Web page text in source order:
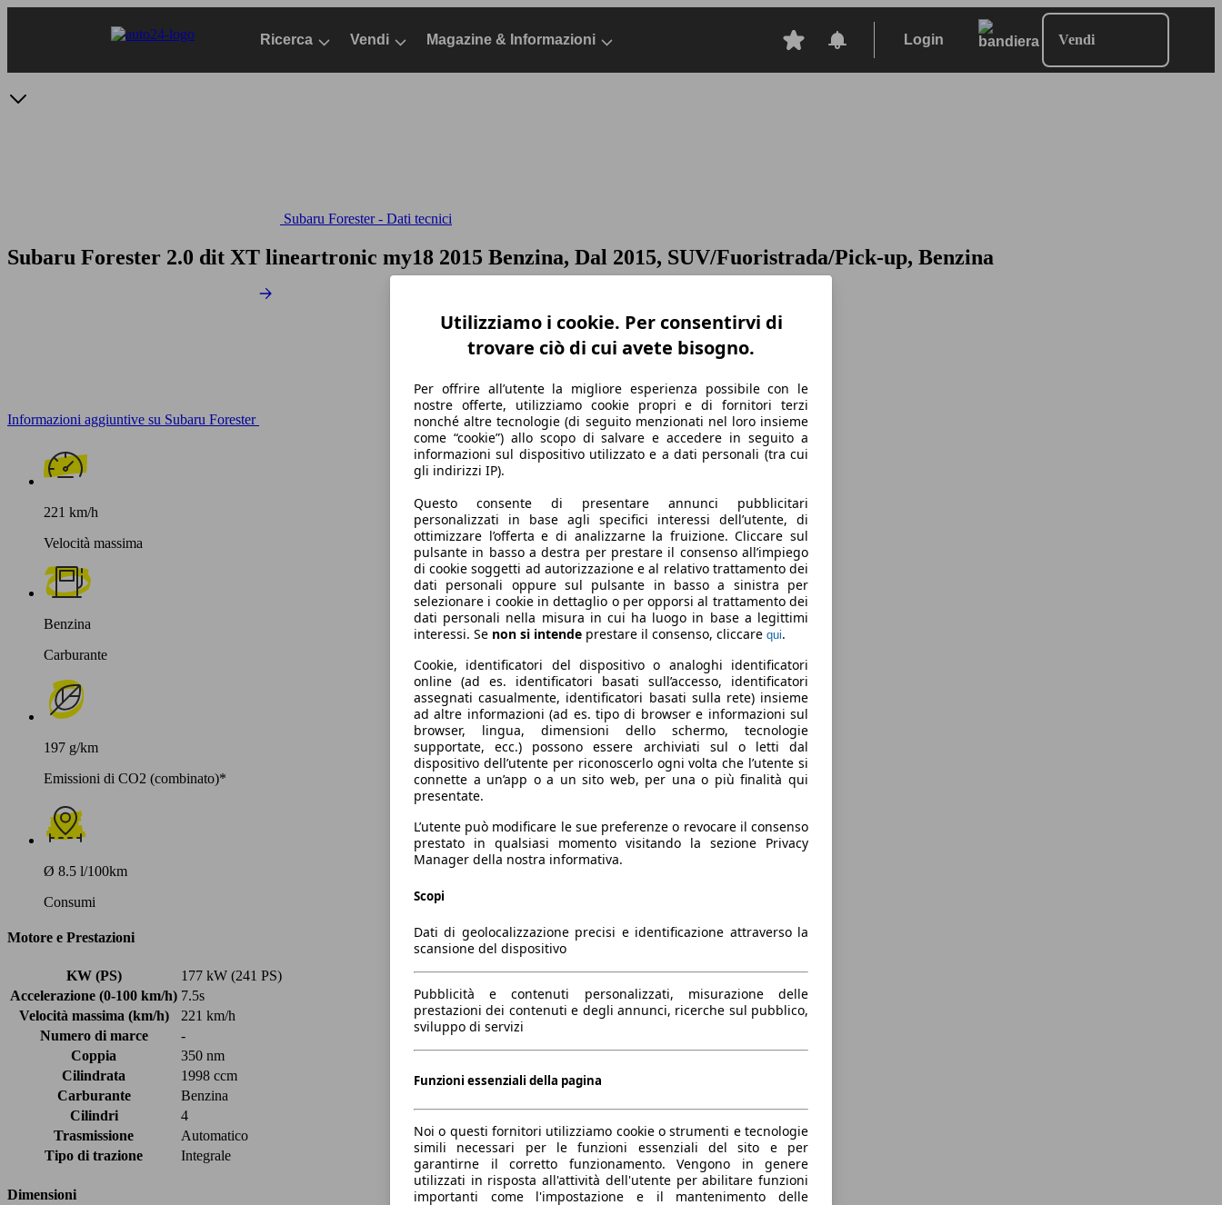
Ricerca Vendi Magazine & Informazioni Login Vendi
Subaru Forester - Dati tecnici
Subaru Forester 2.0 dit XT lineartronic my18 2015 Benzina, Dal 2015, SUV/Fuoristrada/Pick-up, Benzina
Informazioni aggiuntive su Subaru Forester
221 km/h
Velocità massima
Benzina
Carburante
197 g/km
Emissioni di CO2 (combinato)*
Ø 8.5 l/100km
Consumi
Motore e Prestazioni
KW (PS)
177 kW (241 PS)
Accelerazione (0-100 km/h) 7.5s
Velocità massima (km/h)
221 km/h
Numero di marce
-
Coppia
350 nm
Cilindrata
1998 ccm
Carburante
Benzina
Cilindri
4
Trasmissione
Automatico
Tipo di trazione
Integrale
Dimensioni
Utilizziamo i cookie. Per consentirvi di
trovare ciò di cui avete bisogno.
Per offrire all’utente la migliore esperienza possibile con le
nostre offerte, utilizziamo cookie propri e di fornitori terzi
nonché altre tecnologie (di seguito menzionati nel loro insieme
come “cookie”) allo scopo di salvare e accedere in seguito a
informazioni sul dispositivo utilizzato e a dati personali (tra cui
gli indirizzi IP).
Questo consente di presentare annunci pubblicitari
personalizzati in base agli specifici interessi dell’utente, di
ottimizzare l’offerta e di analizzarne la fruizione. Cliccare sul
pulsante in basso a destra per prestare il consenso all’impiego
di cookie soggetti ad autorizzazione e al relativo trattamento dei
dati personali oppure sul pulsante in basso a sinistra per
selezionare i cookie in dettaglio o per opporsi al trattamento dei
dati personali nella misura in cui ha luogo in base a legittimi
interessi. Se non si intende prestare il consenso, cliccare qui.
Cookie, identificatori del dispositivo o analoghi identificatori
online (ad es. identificatori basati sull’accesso, identificatori
assegnati casualmente, identificatori basati sulla rete) insieme
ad altre informazioni (ad es. tipo di browser e informazioni sul
browser, lingua, dimensioni dello schermo, tecnologie
supportate, ecc.) possono essere archiviati sul o letti dal
dispositivo dell’utente per riconoscerlo ogni volta che l’utente si
connette a un’app o a un sito web, per una o più finalità qui
presentate.
L’utente può modificare le sue preferenze o revocare il consenso
prestato in qualsiasi momento visitando la sezione Privacy
Manager della nostra informativa.
Scopi
Dati di geolocalizzazione precisi e identificazione attraverso la
scansione del dispositivo
Pubblicità e contenuti personalizzati, misurazione delle
prestazioni dei contenuti e degli annunci, ricerche sul pubblico,
sviluppo di servizi
Funzioni essenziali della pagina
Noi o questi fornitori utilizziamo cookie o strumenti e tecnologie
simili necessari per le funzioni essenziali del sito e per
garantirne il corretto funzionamento. Vengono in genere
utilizzati in risposta all'attività dell'utente per abilitare funzioni
importanti come l'impostazione e il mantenimento delle